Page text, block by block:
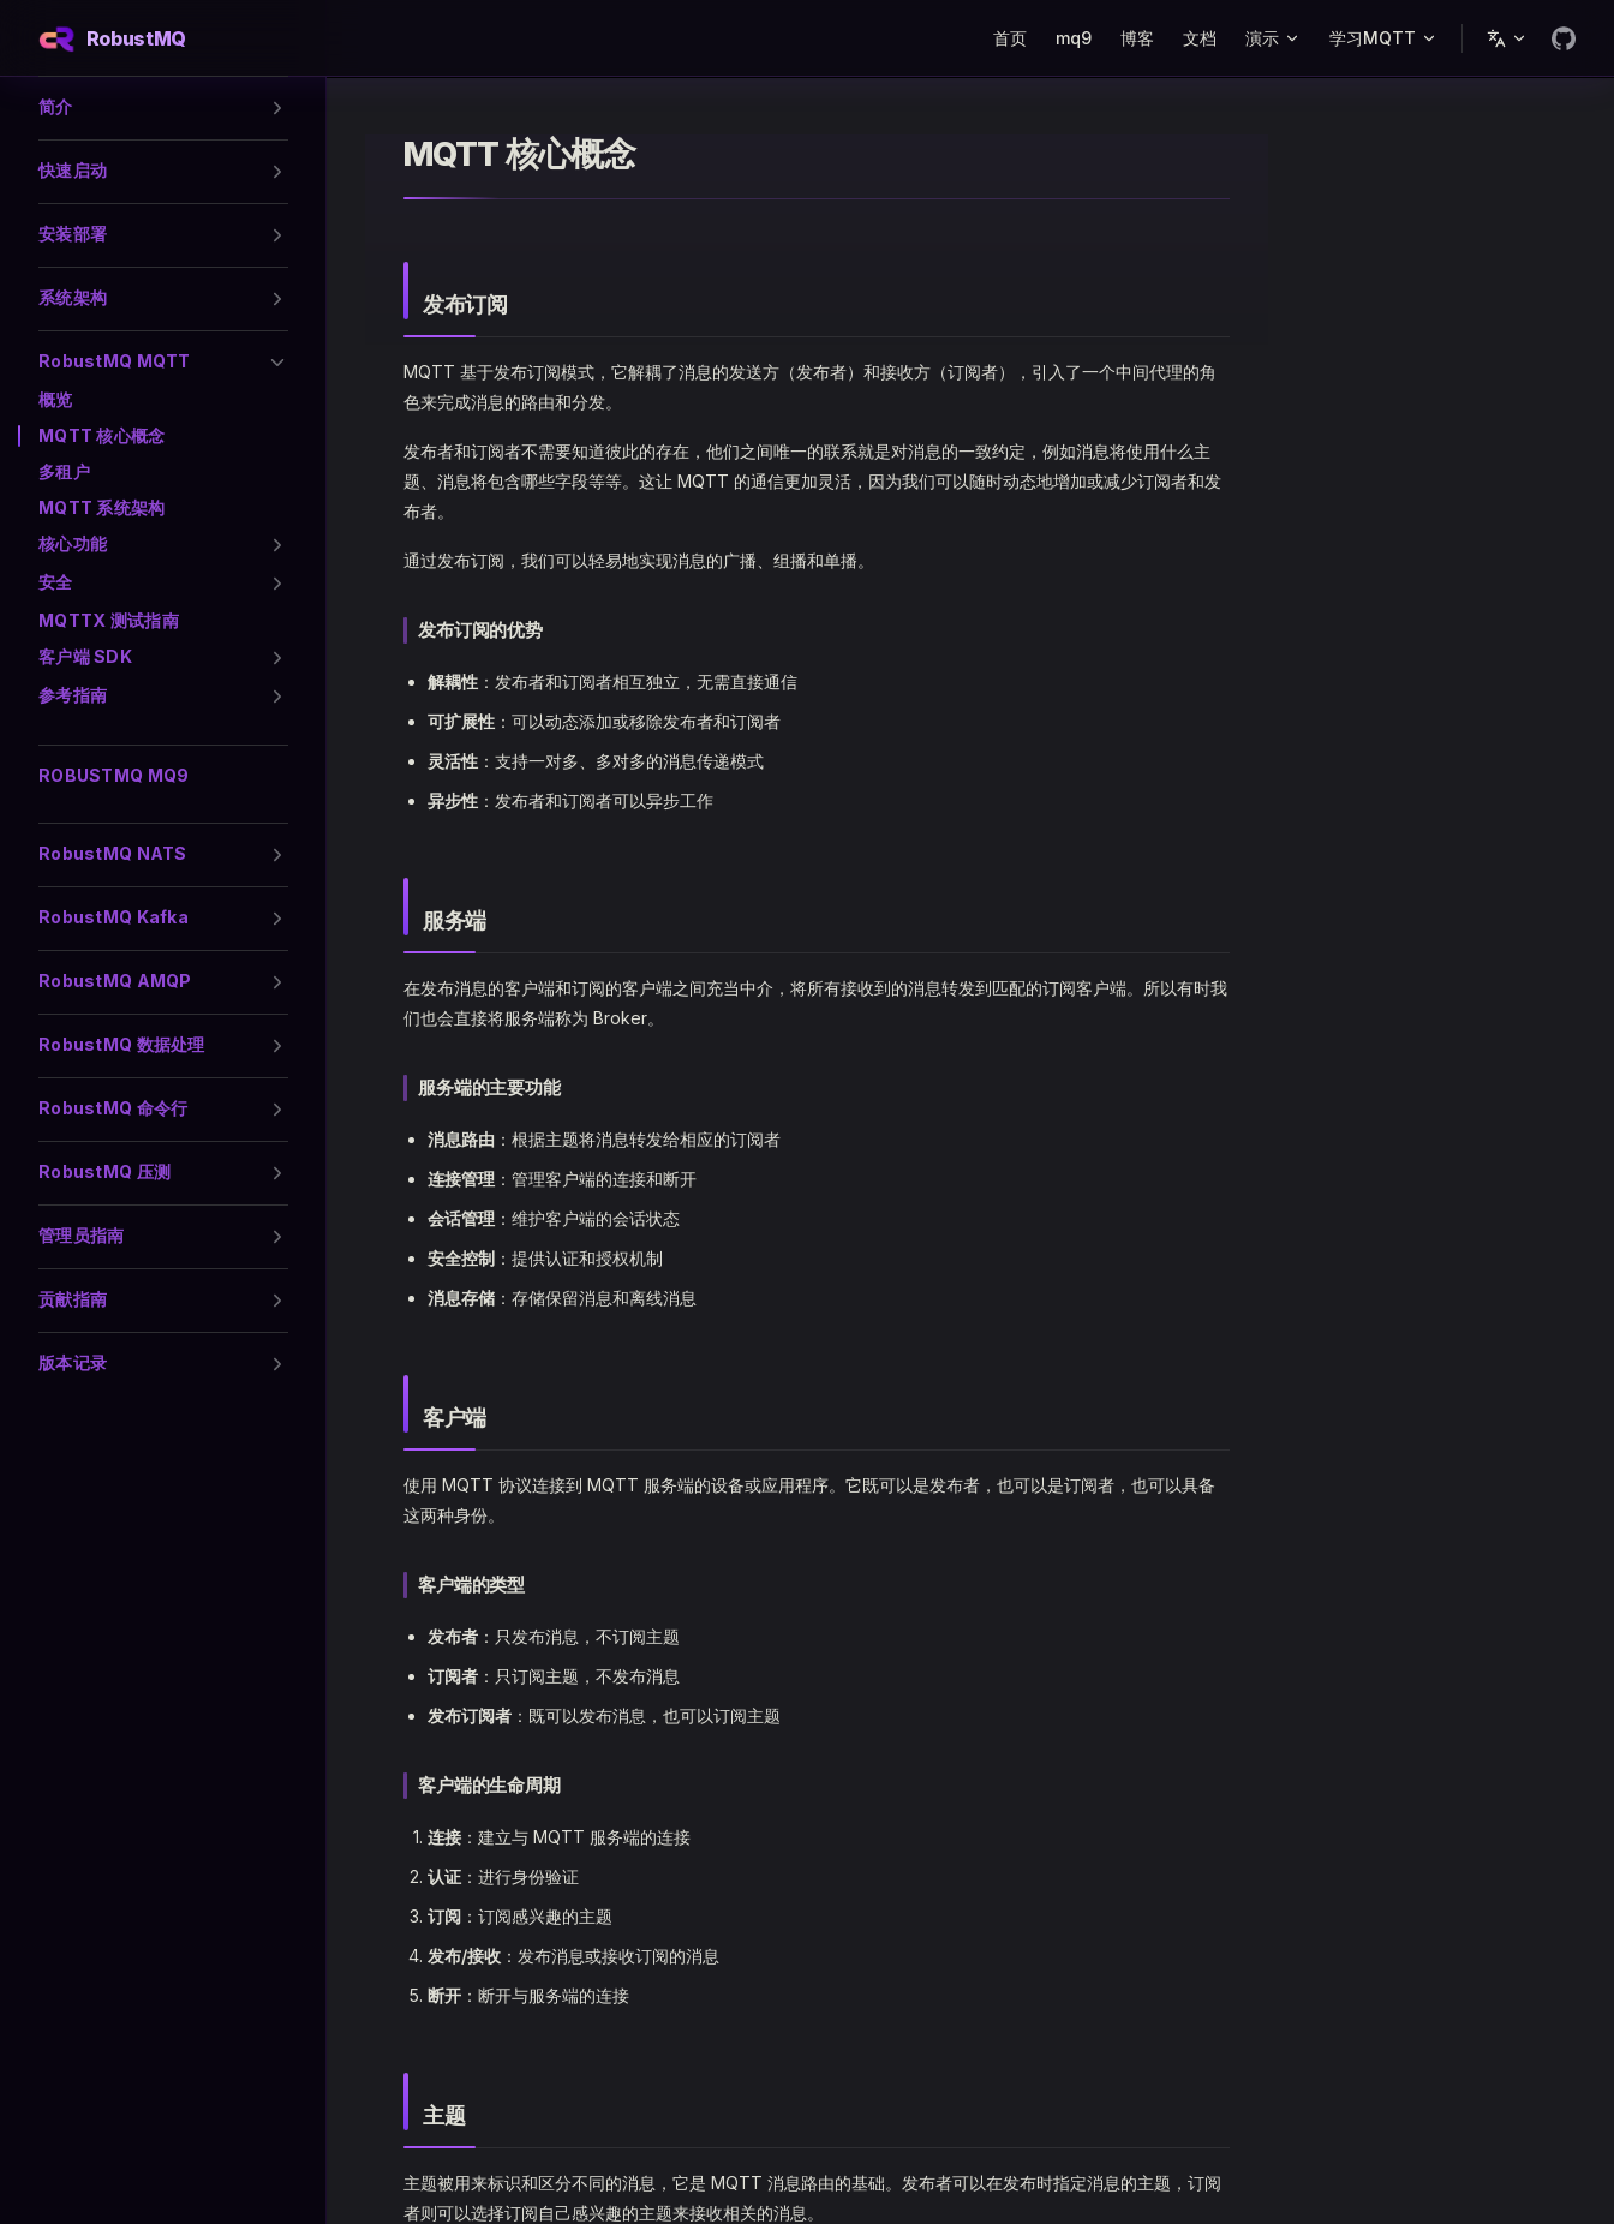
Skip to content
RobustMQ 首页 mq9 博客 文档 演示 学习MQTT
简介
快速启动
安装部署
系统架构
RobustMQ MQTT
概览
MQTT 核心概念
多租户
MQTT 系统架构
核心功能
安全
MQTTX 测试指南
客户端 SDK
参考指南
ROBUSTMQ MQ9
RobustMQ NATS
RobustMQ Kafka
RobustMQ AMQP
RobustMQ 数据处理
RobustMQ 命令行
RobustMQ 压测
管理员指南
贡献指南
版本记录
MQTT 核心概念
发布订阅
MQTT 基于发布订阅模式，它解耦了消息的发送方（发布者）和接收方（订阅者），引入了一个中间代理的角
色来完成消息的路由和分发。
发布者和订阅者不需要知道彼此的存在，他们之间唯一的联系就是对消息的一致约定，例如消息将使用什么主
题、消息将包含哪些字段等等。这让 MQTT 的通信更加灵活，因为我们可以随时动态地增加或减少订阅者和发
布者。
通过发布订阅，我们可以轻易地实现消息的广播、组播和单播。
发布订阅的优势
解耦性 ：发布者和订阅者相互独立，无需直接通信
可扩展性 ：可以动态添加或移除发布者和订阅者
灵活性 ：支持一对多、多对多的消息传递模式
异步性 ：发布者和订阅者可以异步工作
服务端
在发布消息的客户端和订阅的客户端之间充当中介，将所有接收到的消息转发到匹配的订阅客户端。所以有时我
们也会直接将服务端称为 Broker。
服务端的主要功能
消息路由 ：根据主题将消息转发给相应的订阅者
连接管理 ：管理客户端的连接和断开
会话管理 ：维护客户端的会话状态
安全控制 ：提供认证和授权机制
消息存储 ：存储保留消息和离线消息
客户端
使用 MQTT 协议连接到 MQTT 服务端的设备或应用程序。它既可以是发布者，也可以是订阅者，也可以具备
这两种身份。
客户端的类型
发布者 ：只发布消息，不订阅主题
订阅者 ：只订阅主题，不发布消息
发布订阅者 ：既可以发布消息，也可以订阅主题
客户端的生命周期
连接 ：建立与 MQTT 服务端的连接
认证 ：进行身份验证
订阅 ：订阅感兴趣的主题
发布/接收 ：发布消息或接收订阅的消息
断开 ：断开与服务端的连接
主题
主题被用来标识和区分不同的消息，它是 MQTT 消息路由的基础。发布者可以在发布时指定消息的主题，订阅
者则可以选择订阅自己感兴趣的主题来接收相关的消息。